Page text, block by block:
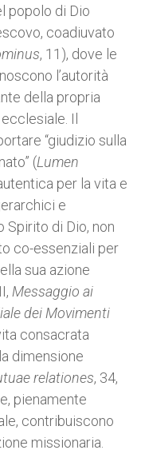
popolo di Dio
coadiuvato
, 11), dove le
l’autorità
della propria
Il
“giudizio sulla
(Lumen
per la vita e
e
Spirito di Dio, non
co-essenziali per
sua azione
Messaggio ai
dei Movimenti
consacrata
dimensione
relationes, 34,
pienamente
contribuiscono
missionaria.